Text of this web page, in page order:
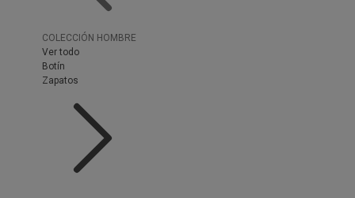
COLECCIÓN HOMBRE
Ver todo
Botín
Zapatos